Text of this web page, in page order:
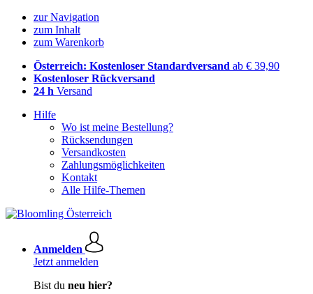
zur Navigation
zum Inhalt
zum Warenkorb
Österreich: Kostenloser Standardversand ab € 39,90
Kostenloser Rückversand
24 h Versand
Hilfe
Wo ist meine Bestellung?
Rücksendungen
Versandkosten
Zahlungsmöglichkeiten
Kontakt
Alle Hilfe-Themen
Anmelden
Jetzt anmelden
Bist du neu hier?